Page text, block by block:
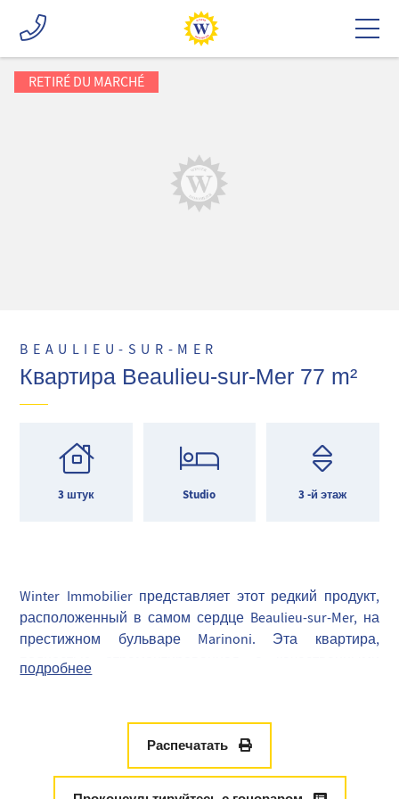
RETIRÉ DU MARCHÉ
BEAULIEU-SUR-MER
Квартира Beaulieu-sur-Mer 77 m²
3 штук Studio 3 -й этаж
Winter Immobilier представляет этот редкий продукт,
расположенный в самом сердце Beaulieu-sur-Mer, на
престижном бульваре Marinoni. Эта квартира,
полностью отремонтированная с качественными
материалами, предлагает идеальную среду жизни в
отель Вы будете соблазнены его большой гостиной 38
м2, наполненной светом, с идеально оборудованной
кухней, создающей дружелюбное и функциональное
подробнее
Распечатать